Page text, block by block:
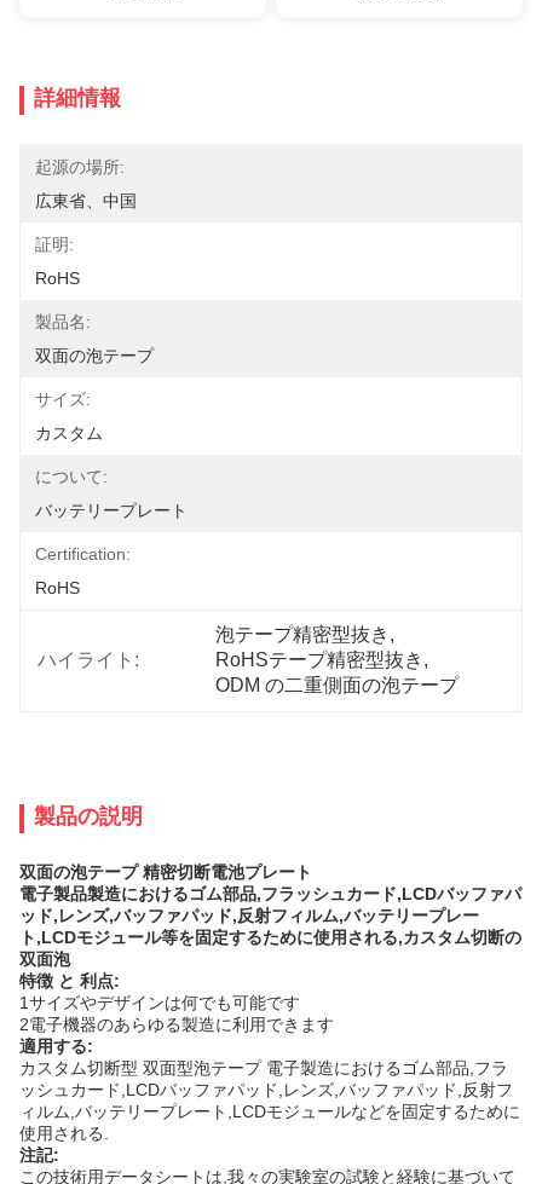
詳細情報
起源の場所:
広東省、中国
証明:
RoHS
製品名:
双面の泡テープ
サイズ:
カスタム
について:
バッテリープレート
Certification:
RoHS
ハイライト:
泡テープ精密型抜き ,
RoHSテープ精密型抜き ,
ODM の二重側面の泡テープ
製品の説明
双面の泡テープ 精密切断電池プレート
電子製品製造におけるゴム部品,フラッシュカード,LCDバッファパ
ッド,レンズ,バッファパッド,反射フィルム,バッテリープレー
ト,LCDモジュール等を固定するために使用される,カスタム切断の
双面泡
特徴 と 利点:
1サイズやデザインは何でも可能です
2電子機器のあらゆる製造に利用できます
適用する:
カスタム切断型 双面型泡テープ 電子製造におけるゴム部品,フラ
ッシュカード,LCDバッファパッド,レンズ,バッファパッド,反射フ
ィルム,バッテリープレート,LCDモジュールなどを固定するために
使用される.
注記:
この技術用データシートは,我々の実験室の試験と経験に基づいて